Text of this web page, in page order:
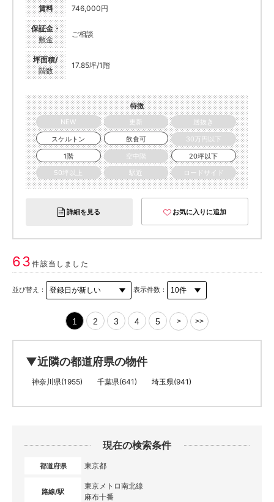
賃料 746,000円
保証金・
敷金
ご相談
坪面積/
階数
17.85坪/1階
特徴
NEW
更新
居抜き
スケルトン
飲食可
30万円以下
1階
空中階
20坪以下
50坪以上
駅近 ロードサイド
詳細を見る お気に入りに追加
63件該当しました
並び替え： 表示件数：
1 2 3 4 5 > >>
▼近隣の都道府県の物件
神奈川県(1955) 千葉県(641) 埼玉県(941)
現在の検索条件
都道府県 東京都
路線/駅
東京メトロ南北線
麻布十番